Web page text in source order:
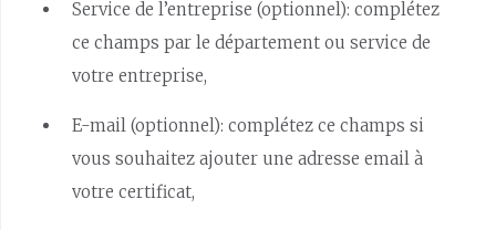
Service de l’entreprise (optionnel): complétez
ce champs par le département ou service de
votre entreprise,
E-mail (optionnel): complétez ce champs si
vous souhaitez ajouter une adresse email à
votre certificat,